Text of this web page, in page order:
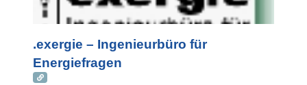
.exergie – Ingenieurbüro für
Energiefragen